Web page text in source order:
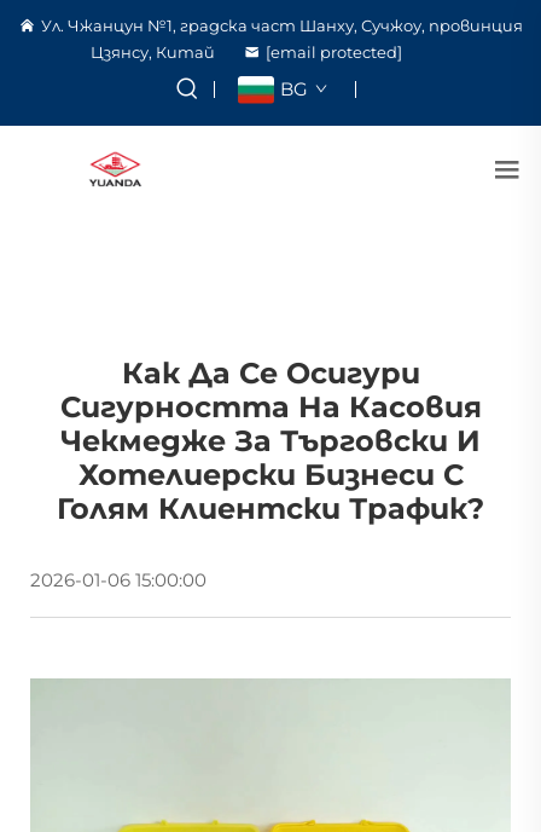
Ул. Чжанцун №1, градска част Шанху, Сучжоу, провинция
Цзянсу, Китай
[email protected]
BG
Как Да Се Осигури
Сигурността На Касовия
Чекмедже За Търговски И
Хотелиерски Бизнеси С
Голям Клиентски Трафик?
2026-01-06 15:00:00